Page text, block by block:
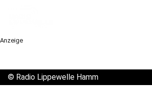
Anzeige
© Radio Lippewelle Hamm